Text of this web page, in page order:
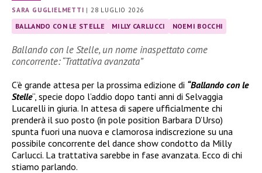
SARA GUGLIELMETTI |28 LUGLIO 2026
BALLANDO CON LE STELLE MILLY CARLUCCI NOEMI BOCCHI
Ballando con le Stelle, un nome inaspettato come
concorrente: “Trattativa avanzata”
C’è grande attesa per la prossima edizione di “Ballando con le
Stelle“, specie dopo l’addio dopo tanti anni di Selvaggia
Lucarelli in giuria. In attesa di sapere ufficialmente chi
prenderà il suo posto (in pole position Barbara D’Urso)
spunta fuori una nuova e clamorosa indiscrezione su una
possibile concorrente del dance show condotto da Milly
Carlucci. La trattativa sarebbe in fase avanzata. Ecco di chi
stiamo parlando.